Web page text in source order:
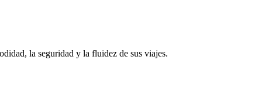
la seguridad y la fluidez de sus viajes.